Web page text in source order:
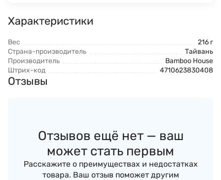
Характеристики
Вес
216 г
Страна-производитель
Тайвань
Производитель
Bamboo House
Штрих-код
4710623830408
Отзывы
Отзывов ещё нет — ваш
может стать первым
Расскажите о преимуществах и недостатках
товара. Ваш отзыв поможет другим